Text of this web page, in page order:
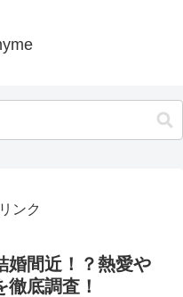
ンク
婚間近！？熱愛や
底調査！